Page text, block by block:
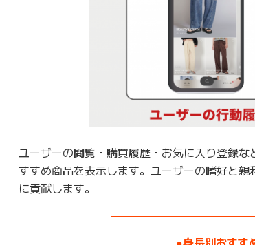
ユーザーの閲覧・購買履歴・お気に入り登録
すすめ商品を表示します。ユーザーの嗜好と
に貢献します。